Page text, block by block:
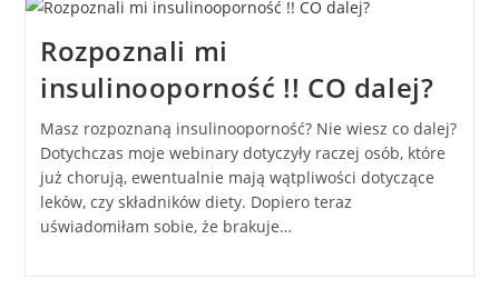
Rozpoznali mi
insulinooporność !! CO dalej?
Masz rozpoznaną insulinooporność? Nie wiesz co dalej?
Dotychczas moje webinary dotyczyły raczej osób, które
już chorują, ewentualnie mają wątpliwości dotyczące
leków, czy składników diety. Dopiero teraz
uświadomiłam sobie, że brakuje…